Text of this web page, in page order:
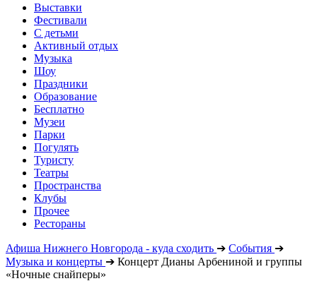
Выставки
Фестивали
С детьми
Активный отдых
Музыка
Шоу
Праздники
Образование
Бесплатно
Музеи
Парки
Погулять
Туристу
Театры
Пространства
Клубы
Прочее
Рестораны
Афиша Нижнего Новгорода - куда сходить ➔ События ➔
Музыка и концерты ➔ Концерт Дианы Арбениной и группы
«Ночные снайперы»